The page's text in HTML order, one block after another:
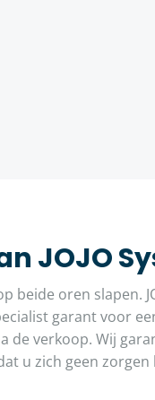
JOJO
beide oren slapen.
garant voor
de verkoop. Wij
u zich geen zorgen